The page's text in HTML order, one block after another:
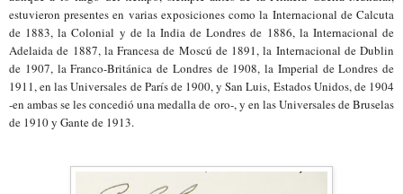
estuvieron presentes en varias exposiciones como la Internacional de Calcuta
de 1883, la Colonial y de la India de Londres de 1886, la Internacional de
Adelaida de 1887, la Francesa de Moscú de 1891, la Internacional de Dublin
de 1907, la Franco-Británica de Londres de 1908, la Imperial de Londres de
1911,en las Universales de París de 1900, y San Luis, Estados Unidos, de 1904
-en ambas se les concedió una medalla de oro-, y en las Universales de Bruselas
de 1910 y Gante de 1913.